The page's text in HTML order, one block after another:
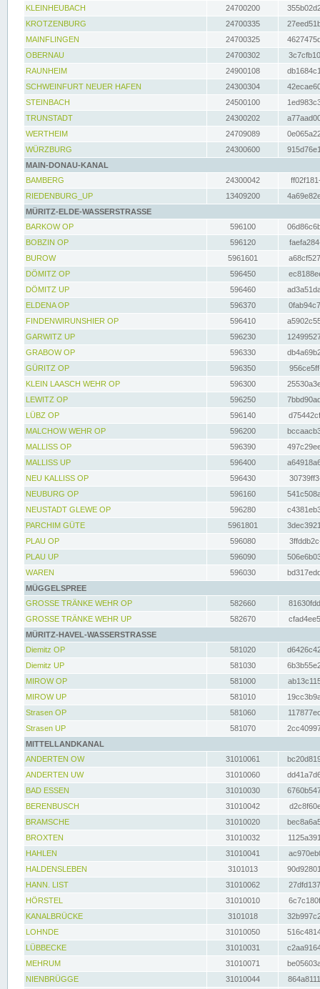
KLEINHEUBACH 24700200
KROTZENBURG
24700335
MAINFLINGEN
24700325
OBERNAU
24700302
RAUNHEIM
24900108
SCHWEINFURT NEUER HAFEN
24300304
STEINBACH
24500100
TRUNSTADT
24300202
WERTHEIM
24709089
WÜRZBURG
24300600
MAIN-DONAU-KANAL
BAMBERG
24300042
RIEDENBURG_UP
13409200
MÜRITZ-ELDE-WASSERSTRASSE
BARKOW OP
596100
BOBZIN OP
596120
BUROW
5961601
DÖMITZ OP
596450
DÖMITZ UP
596460
ELDENA OP
596370
FINDENWIRUNSHIER OP
596410
GARWITZ UP
596230
GRABOW OP
596330
GÜRITZ OP
596350
KLEIN LAASCH WEHR OP
596300
LEWITZ OP
596250
LÜBZ OP
596140
MALCHOW WEHR OP
596200
MALLISS OP
596390
MALLISS UP
596400
NEU KALLISS OP
596430
NEUBURG OP
596160
NEUSTADT GLEWE OP
596280
PARCHIM GÜTE
5961801
PLAU OP
596080
PLAU UP
596090
WAREN
596030
MÜGGELSPREE
GROSSE TRÄNKE WEHR OP
582660
GROSSE TRÄNKE WEHR UP
582670
MÜRITZ-HAVEL-WASSERSTRASSE
Diemitz OP
581020
Diemitz UP
581030
MIROW OP
581000
MIROW UP
581010
Strasen OP
581060
Strasen UP
581070
MITTELLANDKANAL
ANDERTEN OW
31010061
ANDERTEN UW
31010060
BAD ESSEN
31010030
BERENBUSCH
31010042
BRAMSCHE
31010020
BROXTEN
31010032
HAHLEN
31010041
HALDENSLEBEN
3101013
HANN. LIST
31010062
HÖRSTEL
31010010
KANALBRÜCKE
3101018
LOHNDE
31010050
LÜBBECKE
31010031
MEHRUM
31010071
NIENBRÜGGE
31010044